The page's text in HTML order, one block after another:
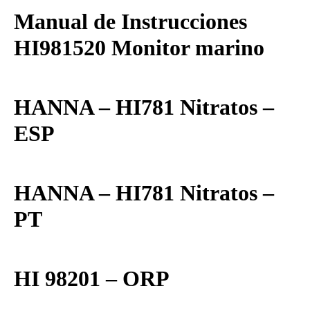
Manual de Instrucciones
HI981520 Monitor marino
HANNA – HI781 Nitratos –
ESP
HANNA – HI781 Nitratos –
PT
HI 98201 – ORP